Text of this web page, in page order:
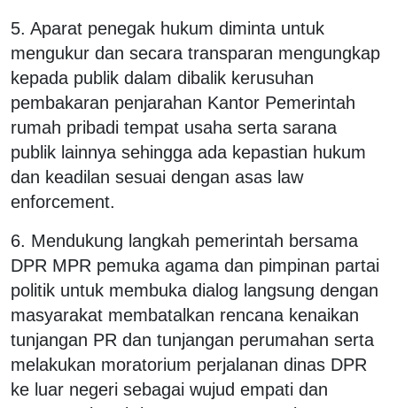
5. Aparat penegak hukum diminta untuk
mengukur dan secara transparan mengungkap
kepada publik dalam dibalik kerusuhan
pembakaran penjarahan Kantor Pemerintah
rumah pribadi tempat usaha serta sarana
publik lainnya sehingga ada kepastian hukum
dan keadilan sesuai dengan asas law
enforcement.
6. Mendukung langkah pemerintah bersama
DPR MPR pemuka agama dan pimpinan partai
politik untuk membuka dialog langsung dengan
masyarakat membatalkan rencana kenaikan
tunjangan PR dan tunjangan perumahan serta
melakukan moratorium perjalanan dinas DPR
ke luar negeri sebagai wujud empati dan